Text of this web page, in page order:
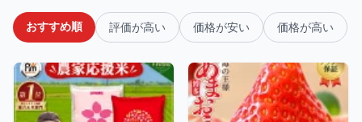
おすすめ順 評価が高い 価格が安い 価格が高い